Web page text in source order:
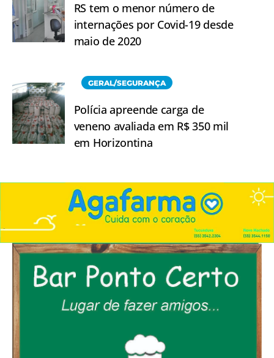
RS tem o menor número de
internações por Covid-19 desde
maio de 2020
GERAL/SEGURANÇA
Polícia apreende carga de
veneno avaliada em R$ 350 mil
em Horizontina